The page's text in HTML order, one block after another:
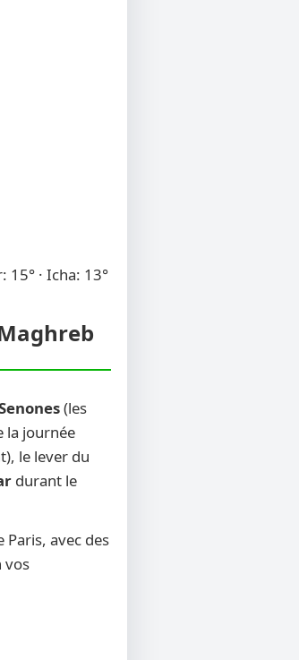
15° · Icha: 13°
(les
la journée
le lever du
durant le
avec des
vos